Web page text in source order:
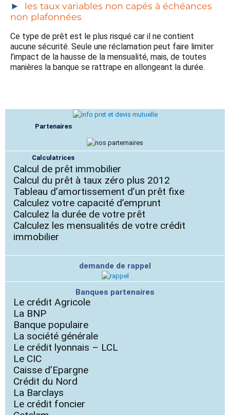
les taux variables non capés à échéances
non plafonnées
Ce type de prêt est le plus risqué car il ne contient
aucune sécurité. Seule une réclamation peut faire limiter
l’impact de la hausse de la mensualité, mais, de toutes
manières la banque se rattrape en allongeant la durée.
Partenaires
Calculatrices
Calcul de prêt immobilier
Calcul du prêt à taux zéro plus 2012
Tableau d’amortissement d’un prêt fixe
Calculez votre capacité d’emprunt
Calculez la durée de votre prêt
Calculez les mensualités de votre crédit
immobilier
demande de rappel
Banques partenaires
Le crédit Agricole
La BNP
Banque populaire
La société générale
Le crédit lyonnais – LCL
Le CIC
Caisse d’Epargne
Crédit du Nord
La Barclays
Le crédit foncier